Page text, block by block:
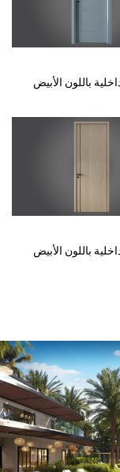
باللون الأبيض
باللون الأبيض